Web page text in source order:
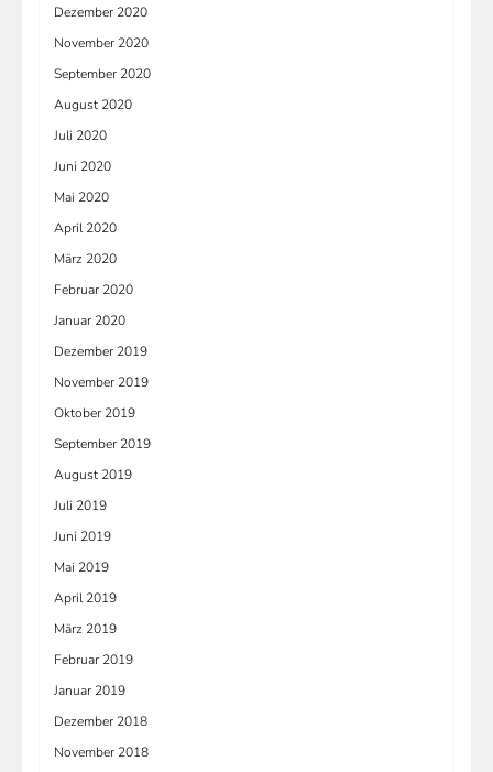
Dezember 2020
November 2020
September 2020
August 2020
Juli 2020
Juni 2020
Mai 2020
April 2020
März 2020
Februar 2020
Januar 2020
Dezember 2019
November 2019
Oktober 2019
September 2019
August 2019
Juli 2019
Juni 2019
Mai 2019
April 2019
März 2019
Februar 2019
Januar 2019
Dezember 2018
November 2018